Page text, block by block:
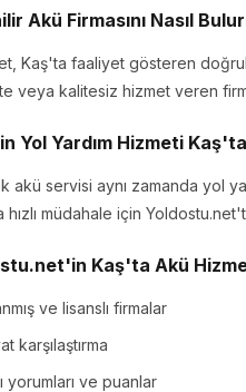
Akü Firmasını Nasıl
Kaş'ta faaliyet gösteren
veya kalitesiz hizmet veren
Yol Yardım Hizmeti Kaş'ta
akü servisi aynı zamanda yol
hızlı müdahale için
Kaş'ta Akü
ve lisanslı firmalar
karşılaştırma
yorumları ve puanlar